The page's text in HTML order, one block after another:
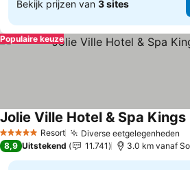
Bekijk prijzen van 3 sites
Populaire keuze
5 Sterren Resort Diverse eetgelegenheden
Jolie Ville Hotel & Spa
8,9 Uitstekend 11.741 3.0 km vanaf